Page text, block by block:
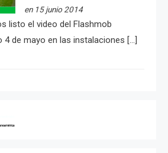
en 15 junio 2014
listo el video del Flashmob
4 de mayo en las instalaciones […]